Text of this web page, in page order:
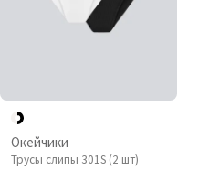
Окейчики
Трусы слипы 301S (2 шт)